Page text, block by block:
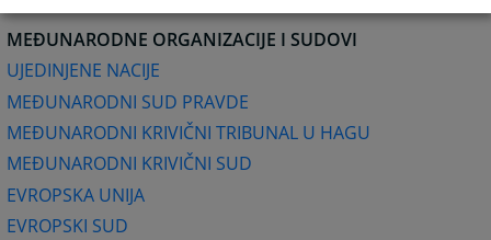
MEĐUNARODNE ORGANIZACIJE I SUDOVI
UJEDINJENE NACIJE
MEĐUNARODNI SUD PRAVDE
MEĐUNARODNI KRIVIČNI TRIBUNAL U HAGU
MEĐUNARODNI KRIVIČNI SUD
EVROPSKA UNIJA
EVROPSKI SUD